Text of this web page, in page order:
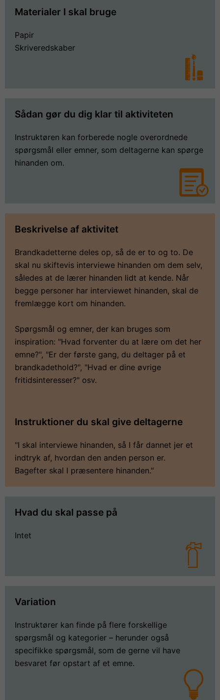
Materialer I skal bruge
Papir
Skriveredskaber
Sådan gør du dig klar til aktiviteten
Instruktøren kan forberede nogle overordnede
spørgsmål eller emner, som deltagerne kan spørge
hinanden om.
Beskrivelse af aktivitet
Brandkadetterne deles op, så de er to og to. De
skal nu skiftevis interviewe hinanden om dem selv,
således at de lærer hinanden lidt at kende. Når
begge personer har interviewet hinanden, skal de
fremlægge kort om hinanden.
Spørgsmål og emner, der kan bruges som
inspiration: "Hvad forventer du at lære om det her
emne?", "Er der første gang, du deltager på et
brandkadethold?", "Hvad er dine øvrige
fritidsinteresser?" osv.
Instruktioner du skal give deltagerne
"I skal interviewe hinanden, så I får dannet jer et
indtryk af, hvordan den anden person er.
Bagefter skal I præsentere hinanden."
Hvad du skal passe på
Intet
Variation
Instruktører kan finde på flere forskellige
spørgsmål og kategorier – herunder også
specifikke spørgsmål, som de gerne vil have
besvaret før opstart af et emne.